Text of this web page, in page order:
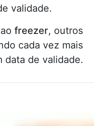
validade.
freezer, outros
cada vez mais
data de validade.